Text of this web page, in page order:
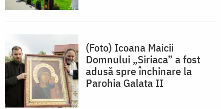
(Foto) Icoana Maicii
Domnului „Siriaca” a fost
adusă spre închinare la
Parohia Galata II